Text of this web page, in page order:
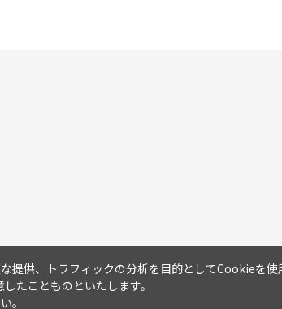
提供、トラフィックの分析を目的としてCookieを使
たことものといたします。
。